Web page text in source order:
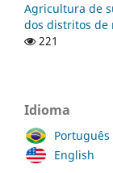
Agricultura de
dos distritos de
221
Idioma
Português
English